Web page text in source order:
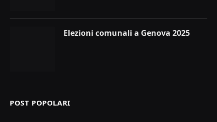
Elezioni comunali a Genova 2025
POST POPOLARI